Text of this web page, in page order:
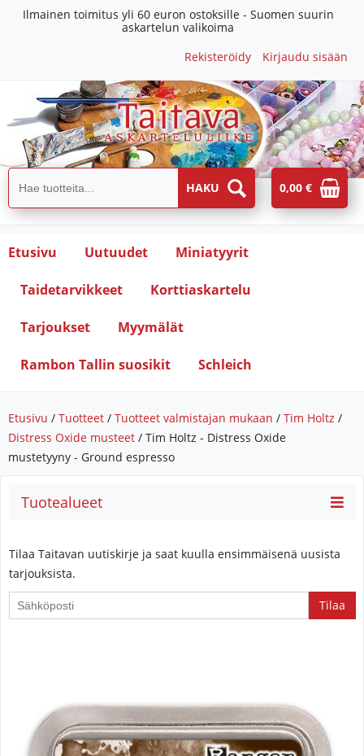
Ilmainen toimitus yli 60 euron ostoksille - Suomen suurin
askartelun valikoima
Rekisteröidy
Kirjaudu sisään
0,00 €
Etusivu Uutuudet Miniatyyrit
Taidetarvikkeet Korttiaskartelu
Tarjoukset Myymälät
Rambon Tallin suosikit Schleich
Etusivu / Tuotteet / Tuotteet valmistajan mukaan / Tim Holtz /
Distress Oxide musteet / Tim Holtz - Distress Oxide
mustetyyny - Ground espresso
Tuotealueet
Tilaa Taitavan uutiskirje ja saat kuulla ensimmäisenä uusista
tarjouksista.